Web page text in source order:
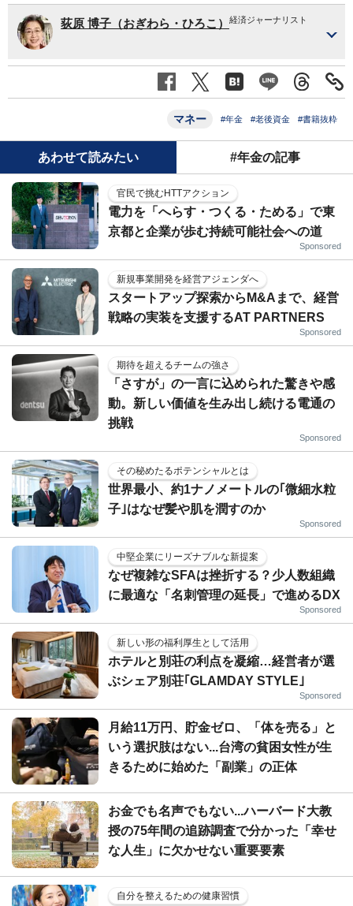
荻原 博子（おぎわら・ひろこ） 経済ジャーナリスト
マネー #年金 #老後資金 #書籍抜粋
あわせて読みたい #年金の記事
官民で挑むHTTアクション
電力を「へらす・つくる・ためる」で東
京都と企業が歩む持続可能社会への道
Sponsored
新規事業開発を経営アジェンダへ
スタートアップ探索からM&Aまで、経営
戦略の実装を支援するAT PARTNERS
Sponsored
期待を超えるチームの強さ
「さすが」の一言に込められた驚きや感
動。新しい価値を生み出し続ける電通の
挑戦
Sponsored
その秘めたるポテンシャルとは
世界最小、約1ナノメートルの｢微細水粒
子｣はなぜ髪や肌を潤すのか
Sponsored
中堅企業にリーズナブルな新提案
なぜ複雑なSFAは挫折する？少人数組織
に最適な「名刺管理の延長」で進めるDX
Sponsored
新しい形の福利厚生として活用
ホテルと別荘の利点を凝縮…経営者が選
ぶシェア別荘｢GLAMDAY STYLE｣
Sponsored
月給11万円、貯金ゼロ、「体を売る」と
いう選択肢はない...台湾の貧困女性が生
きるために始めた「副業」の正体
お金でも名声でもない...ハーバード大教
授の75年間の追跡調査で分かった「幸せ
な人生」に欠かせない重要要素
自分を整えるための健康習慣